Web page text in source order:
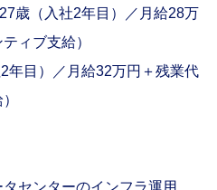
歳（入社2年目）／月給28万
ィブ支給）
年目）／月給32万円＋残業代
センターのインフラ運用